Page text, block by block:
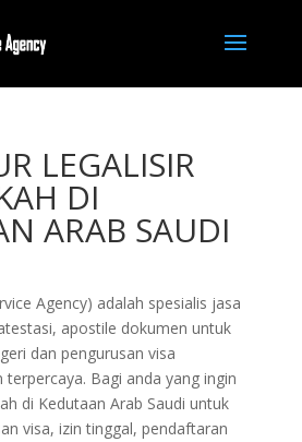
LEGALISIR
DI
ARAB SAUDI
Agency) adalah spesialis jasa
apostile dokumen untuk
dan pengurusan visa
Bagi anda yang ingin
di Kedutaan Arab Saudi untuk
visa, izin tinggal, pendaftaran